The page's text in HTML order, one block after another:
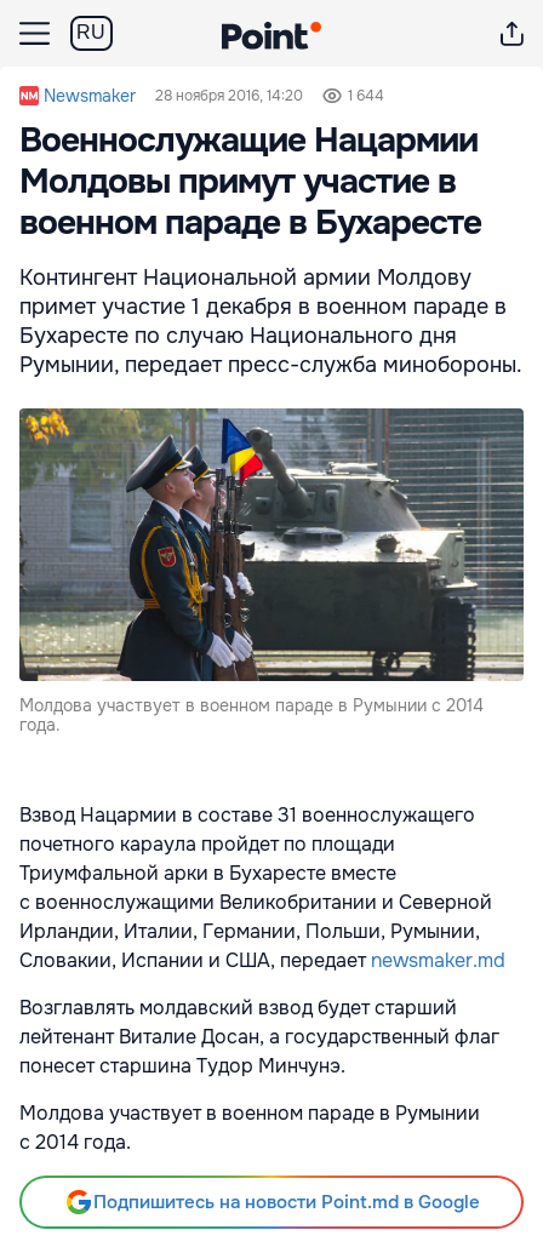
RU
Newsmaker 28 ноября 2016, 14:20 1 644
Военнослужащие Нацармии
Молдовы примут участие в
военном параде в Бухаресте
Контингент Национальной армии Молдову
примет участие 1 декабря в военном параде в
Бухаресте по случаю Национального дня
Румынии, передает пресс-служба минобороны.
Молдова участвует в военном параде в Румынии с 2014
года.
Взвод Нацармии в составе 31 военнослужащего
почетного караула пройдет по площади
Триумфальной арки в Бухаресте вместе
с военнослужащими Великобритании и Северной
Ирландии, Италии, Германии, Польши, Румынии,
Словакии, Испании и США, передаетnewsmaker.md
Возглавлять молдавский взвод будет старший
лейтенант Виталие Досан, а государственный флаг
понесет старшина Тудор Минчунэ.
Молдова участвует в военном параде в Румынии
с 2014 года.
Подпишитесь на новости Point.md в Google